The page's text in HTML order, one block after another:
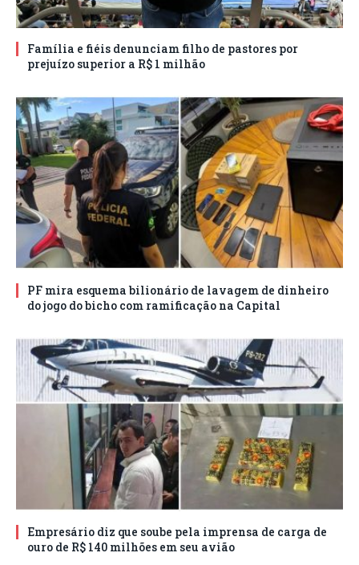
Família e fiéis denunciam filho de pastores por
prejuízo superior a R$ 1 milhão
PF mira esquema bilionário de lavagem de dinheiro
do jogo do bicho com ramificação na Capital
Empresário diz que soube pela imprensa de carga de
ouro de R$ 140 milhões em seu avião